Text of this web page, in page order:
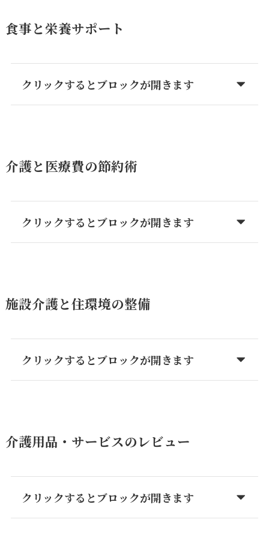
食事と栄養サポート
クリックするとブロックが開きます
介護と医療費の節約術
クリックするとブロックが開きます
施設介護と住環境の整備
クリックするとブロックが開きます
介護用品・サービスのレビュー
クリックするとブロックが開きます